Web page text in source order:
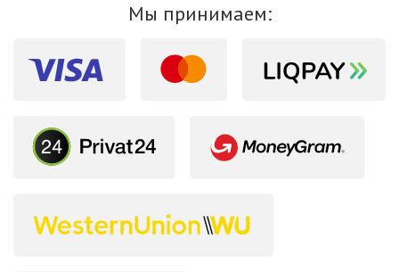
Мы принимаем: